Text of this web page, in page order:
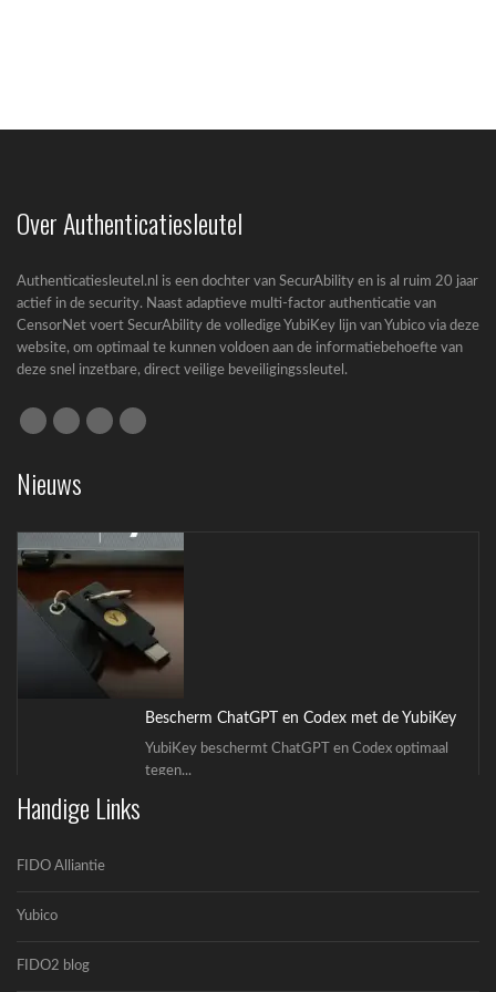
Over Authenticatiesleutel
Authenticatiesleutel.nl is een dochter van SecurAbility en is al ruim 20 jaar
actief in de security. Naast adaptieve multi-factor authenticatie van
CensorNet voert SecurAbility de volledige YubiKey lijn van Yubico via deze
website, om optimaal te kunnen voldoen aan de informatiebehoefte van
deze snel inzetbare, direct veilige beveiligingssleutel.
Nieuws
Bescherm ChatGPT en Codex met de YubiKey
YubiKey beschermt ChatGPT en Codex optimaal
tegen...
Handige Links
FIDO Alliantie
Yubico
FIDO2 blog